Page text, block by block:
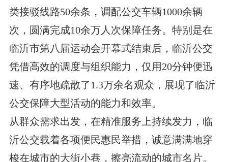
类接驳线路50余条，调配公交车辆1000余辆
次，圆满完成10余万人次保障任务。特别是在
临沂市第八届运动会开幕式结束后，临沂公交
凭借高效的调度与组织能力，仅用20分钟便迅
速、有序地疏散了1.3万余名观众，展现了临沂
公交保障大型活动的能力和效率。
从群众需求出发，在精准服务上持续发力，临
沂公交载着各项便民惠民举措，诚意满满地穿
梭在城市的大街小巷，擦亮流动的城市名片。